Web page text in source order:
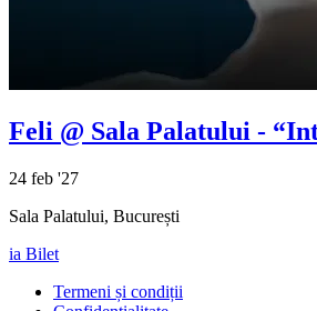
Feli @ Sala Palatului -
24 feb '27
Sala Palatului, București
ia Bilet
Termeni și condiții